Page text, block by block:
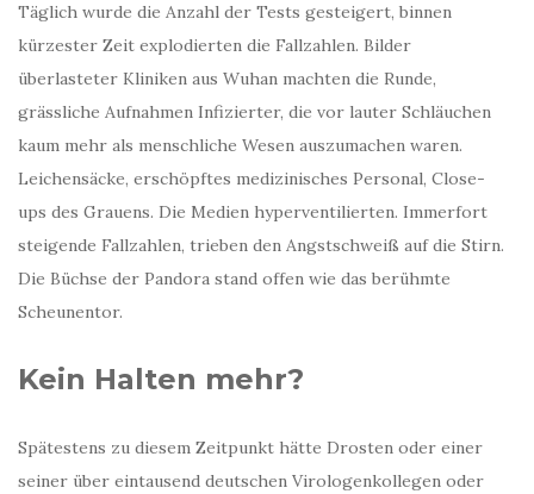
Täglich wurde die Anzahl der Tests gesteigert, binnen
kürzester Zeit explodierten die Fallzahlen. Bilder
überlasteter Kliniken aus Wuhan machten die Runde,
grässliche Aufnahmen Infizierter, die vor lauter Schläuchen
kaum mehr als menschliche Wesen auszumachen waren.
Leichensäcke, erschöpftes medizinisches Personal, Close-
ups des Grauens. Die Medien hyperventilierten. Immerfort
steigende Fallzahlen, trieben den Angstschweiß auf die Stirn.
Die Büchse der Pandora stand offen wie das berühmte
Scheunentor.
Kein Halten mehr?
Spätestens zu diesem Zeitpunkt hätte Drosten oder einer
seiner über eintausend deutschen Virologenkollegen oder